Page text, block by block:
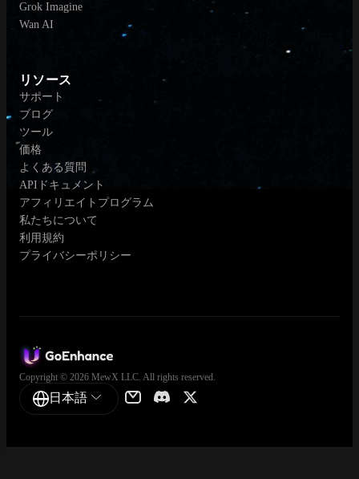
Grok Imagine
Wan AI
リソース
サポート
ブログ
ツール
価格
よくある質問
APIドキュメント
アフィリエイトプログラム
私たちについて
利用規約
プライバシーポリシー
Copyright © 2026 MewX LLC. All rights reserved.
日本語